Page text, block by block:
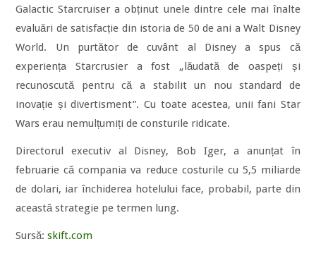
Galactic Starcruiser a obținut unele dintre cele mai înalte
evaluări de satisfacție din istoria de 50 de ani a Walt Disney
World. Un purtător de cuvânt al Disney a spus că
experiența Starcrusier a fost „lăudată de oaspeți și
recunoscută pentru că a stabilit un nou standard de
inovație și divertisment”. Cu toate acestea, unii fani Star
Wars erau nemulțumiți de consturile ridicate.
Directorul executiv al Disney, Bob Iger, a anunțat în
februarie că compania va reduce costurile cu 5,5 miliarde
de dolari, iar închiderea hotelului face, probabil, parte din
această strategie pe termen lung.
Sursă:skift.com